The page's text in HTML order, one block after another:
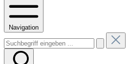
Navigation